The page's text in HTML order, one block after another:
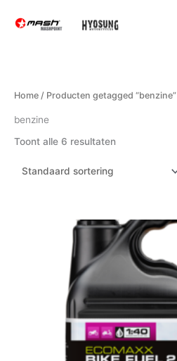
naar
Home / Producten getagged “benzine”
benzine
Toont alle 6 resultaten